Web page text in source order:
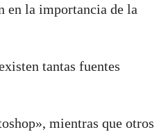
en la importancia de la
tantas fuentes
mientras que otros